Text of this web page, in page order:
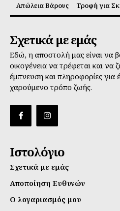
Απώλεια Βάρους
Τροφή για
Σχετικά με εμάς
Εδώ, η αποστολή μας είναι να
οικογένεια να τρέφεται και να
έμπνευση και πληροφορίες για
χαρούμενο τρόπο ζωής.
Ιστολόγιο
Σχετικά με εμάς
Αποποίηση Ευθυνών
Ο λογαριασμός μου